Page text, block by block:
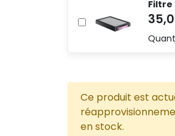
Filtre
Ce produit est
en stock.